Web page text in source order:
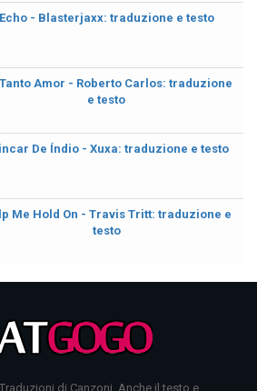
Echo - Blasterjaxx: traduzione e testo
Amor - Roberto Carlos: traduzione
e testo
De Índio - Xuxa: traduzione e testo
Me Hold On - Travis Tritt: traduzione e
testo
di Canzoni. Anche il testo e